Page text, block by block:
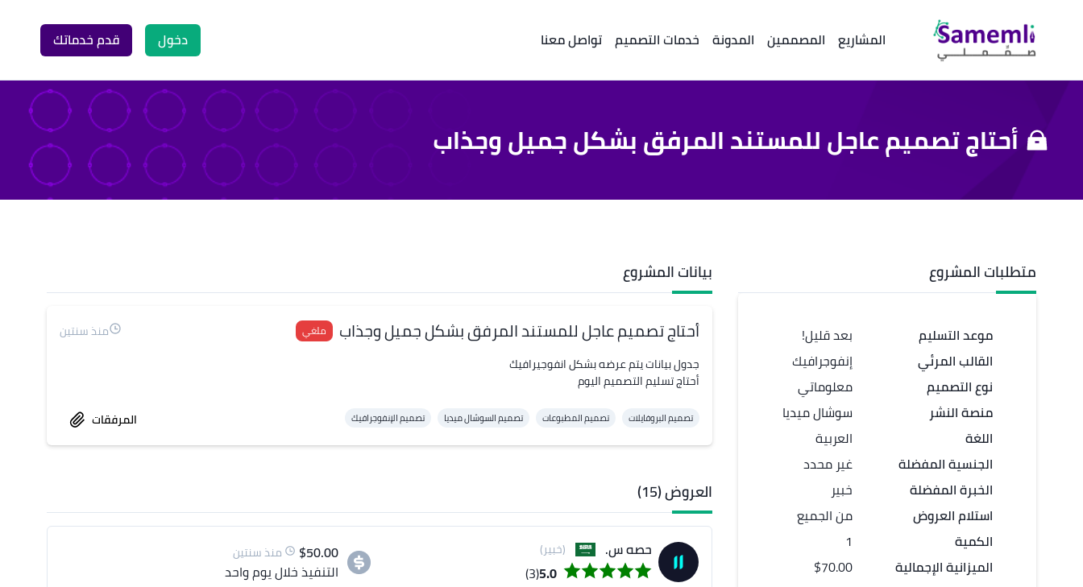
المشاريع المصممين المدونة خدمات التصميم تواصل معنا دخول قدم خدماتك
أحتاج تصميم عاجل للمستند المرفق بشكل جميل وجذاب
متطلبات المشروع
موعد التسليم
القالب المرئي
نوع التصميم
منصة النشر
اللغة
الجنسية المفضلة
الخبرة المفضلة
استلام العروض
الكمية
الميزانية الإجمالية
بعد قليل!
إنفوجرافيك
معلوماتي
سوشال ميديا
العربية
غير محدد
خبير
من الجميع
1
$70.00
بيانات المشروع
أحتاج تصميم عاجل للمستند المرفق بشكل جميل وجذاب ملغي
منذ سنتين
أحتاج تسليم التصميم اليوم
تصميم البروفايلات تصميم المطبوعات تصميم السوشال ميديا تصميم الإنفوجرافيك المرفقات
العروض (15)
حصه س. (خبير)
5.0
(3)
$50.00 منذ سنتين
التنفيذخلال يوم واحد